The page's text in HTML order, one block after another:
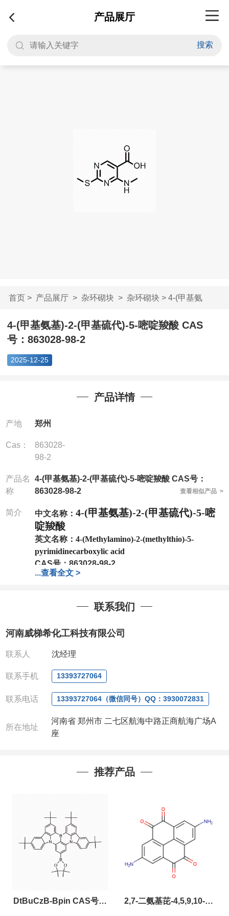
产品展厅
搜索
首页> 产品展厅> 杂环砌块> 杂环砌块> 4-(甲基氨
基)-2-(甲基硫代)-5-...
4-(甲基氨基)-2-(甲基硫代)-5-嘧啶羧酸 CAS
号：863028-98-2
2025-12-25
产品详情
产地 郑州
Cas：
863028-
98-2
产品名
称
4-(甲基氨基)-2-(甲基硫代)-5-嘧啶羧酸 CAS号：
863028-98-2
查看相似产品 >
简介 中文名称： 4-(甲基氨基)-2-(甲基硫代)-5-嘧
啶羧酸
英文名称： 4-(Methylamino)-2-(methylthio)-5-
pyrimidinecarboxylic acid
CAS号： 863028-98-2
分子式：C7H9N3O2S
1Mg ; 5Mg;10Mg ;100Mg;250Mg ;500Mg
;1g;2.5g ;5g ;10g可根据客户需求进行分装
作中有用到的试剂,欢迎前来询购
全额退款,并承担所有运费。
QQ:3930072831
联系人: 沈晓东(欢迎致电,或QQ、微信联系)
...查看全文 >
联系我们
河南威梯希化工科技有限公司
联系人 沈经理
联系手机 13393727064
联系电话 13393727064（微信同号）QQ：3930072831
所在地址
河南省 郑州市 二七区航海中路正商航海广场A
座
推荐产品
DtBuCzB-Bpin CAS号： 2,7-二氨基芘-4,5,9,10-四